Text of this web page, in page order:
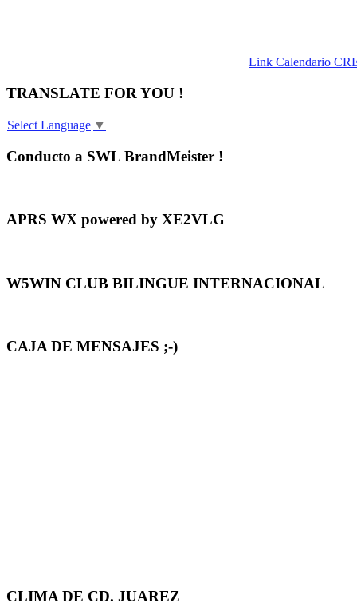
Link Calendario
TRANSLATE FOR YOU !
Select Language ▼
Conducto a SWL BrandMeister !
APRS WX powered by XE2VLG
W5WIN CLUB BILINGUE INTERNACIONAL
CAJA DE MENSAJES ;-)
CLIMA DE CD. JUAREZ